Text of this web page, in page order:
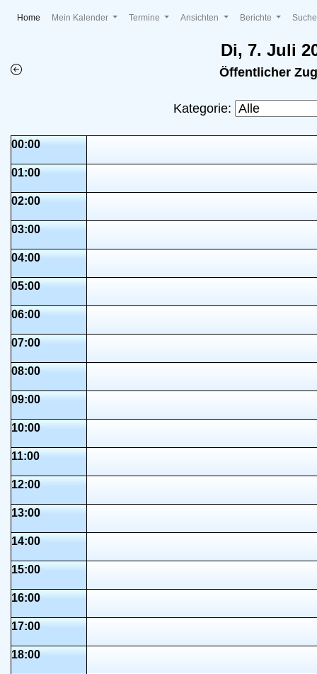
Home (current)
Mein Kalender Termine Ansichten Berichte
Di, 7. Juli
Öffentlicher
Kategorie:
00:00
01:00
02:00
03:00
04:00
05:00
06:00
07:00
08:00
09:00
10:00
11:00
12:00
13:00
14:00
15:00
16:00
17:00
18:00